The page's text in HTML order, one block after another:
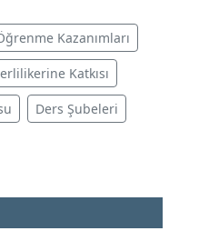
Kazanımları
Katkısı
Ders Şubeleri